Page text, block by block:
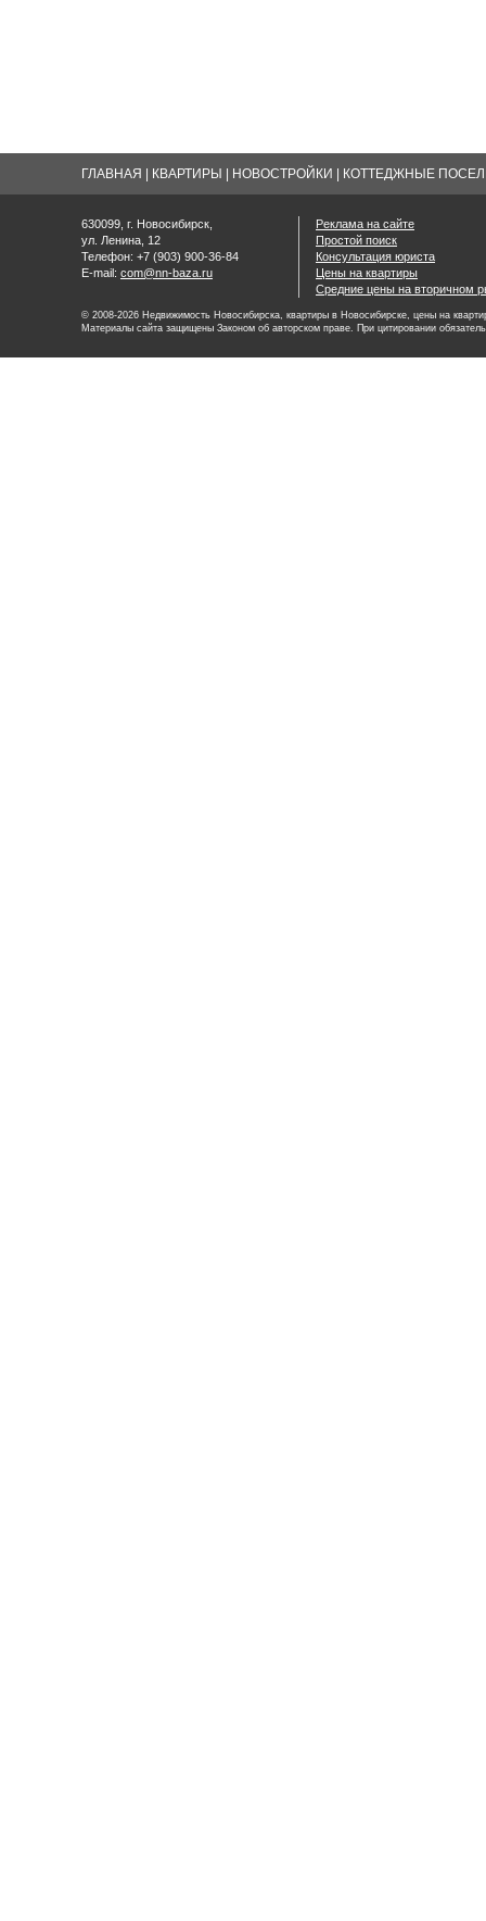
ГЛАВНАЯ КВАРТИРЫ НОВОСТРОЙКИ КОТТЕДЖНЫЕ
630099, г. Новосибирск,
ул. Ленина, 12
Телефон: +7 (903) 900-36-84
E-mail: com@nn-baza.ru
Реклама на сайте
Простой поиск
Консультация юриста
Цены на квартиры
Средние цены на вторичном
© 2008-2026 Недвижимость Новосибирска, квартиры в Новосибирске, цены на
Материалы сайта защищены Законом об авторском праве. При цитировании